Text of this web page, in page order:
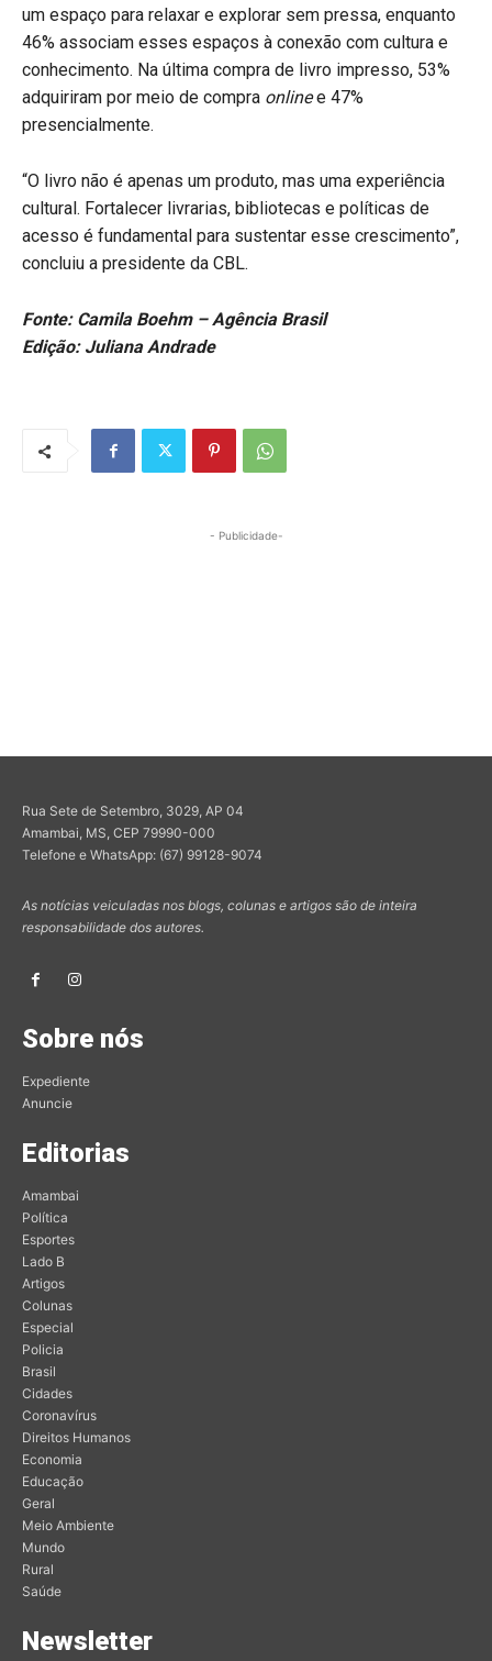
um espaço para relaxar e explorar sem pressa, enquanto
46% associam esses espaços à conexão com cultura e
conhecimento. Na última compra de livro impresso, 53%
adquiriram por meio de compra onlinee 47%
presencialmente.
“O livro não é apenas um produto, mas uma experiência
cultural. Fortalecer livrarias, bibliotecas e políticas de
acesso é fundamental para sustentar esse crescimento”,
concluiu a presidente da CBL.
Fonte: Camila Boehm – Agência Brasil
Edição: Juliana Andrade
- Publicidade-
Rua Sete de Setembro, 3029, AP 04
Amambai, MS, CEP 79990-000
Telefone e WhatsApp: (67) 99128-9074
As notícias veiculadas nos blogs, colunas e artigos são de inteira
responsabilidade dos autores.
Sobre nós
Expediente
Anuncie
Editorias
Amambai
Política
Esportes
Lado B
Artigos
Colunas
Especial
Policia
Brasil
Cidades
Coronavírus
Direitos Humanos
Economia
Educação
Geral
Meio Ambiente
Mundo
Rural
Saúde
Newsletter